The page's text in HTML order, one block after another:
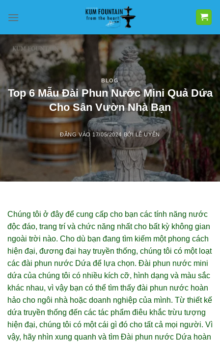
qua
dung
BLOG
Top 6 Mẫu Đài Phun Nước Mini Quả Dứa
Cho Sân Vườn Nhà Bạn
ĐĂNG VÀO 17/05/2024 BỞI LÊ UYÊN
Chúng tôi ở đây để cung cấp cho bạn các tính năng nước
độc đáo, trang trí và chức năng nhất cho bất kỳ không gian
ngoài trời nào. Cho dù bạn đang tìm kiếm một phong cách
hiện đại, đương đại hay truyền thống, chúng tôi có một loạt
các đài phun nước Dứa để lựa chọn. Đài phun nước mini
dứa của chúng tôi có nhiều kích cỡ, hình dạng và màu sắc
khác nhau, vì vậy bạn có thể tìm thấy đài phun nước hoàn
hảo cho ngôi nhà hoặc doanh nghiệp của mình. Từ thiết kế
dứa truyền thống đến các tác phẩm điêu khắc trừu tượng
hiện đại, chúng tôi có một cái gì đó cho tất cả mọi người. Vì
vậy, hãy nhìn xung quanh và tìm Đài phun nước Dứa hoàn